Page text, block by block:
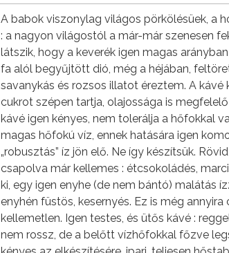
A babok viszonylag világos pörkölésüek, a
: a nagyon világostól a már-már szenesen
látszik, hogy a keverék igen magas
fa alól begyűjtött dió, még a héjában,
savanykás és rozsos illatot éreztem. A kávé
cukrot szépen tartja, olajossága is
kávé igen kényes, nem tolerálja a hőfokkal
magas hőfokú víz, ennek hatására igen
„robusztás” íz jön elő. Ne így készítsük.
csapolva már kellemes : étcsokoládés,
ki, egy igen enyhe (de nem bántó) malátás
enyhén füstös, kesernyés. Ez is még
kellemetlen. Igen testes, és ütős kávé :
nem rossz, de a belőtt vízhőfokkal főzve